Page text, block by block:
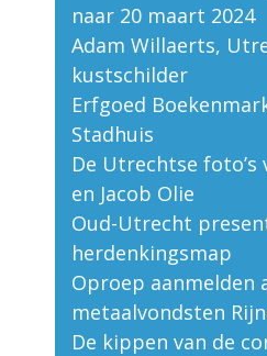
naar 20 maart 2024
Adam Willaerts,
kustschilder
Erfgoed
Stadhuis
De Utrechtse foto’s
en Jacob Olie
Oud-Utrecht
herdenkingsmap
Oproep aanmelden
metaalvondsten
De kippen van de